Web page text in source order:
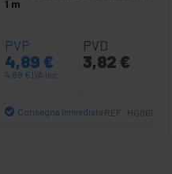
1 m
PVP
4,89 €
4,89 € IVA inc.
PVD
3,82 €
Consegna immediata REF: HG061